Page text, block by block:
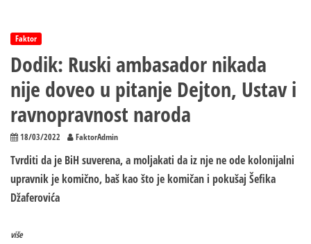
Faktor
Dodik: Ruski ambasador nikada
nije doveo u pitanje Dejton, Ustav i
ravnopravnost naroda
18/03/2022 FaktorAdmin
Tvrditi da je BiH suverena, a moljakati da iz nje ne ode kolonijalni
upravnik je komično, baš kao što je komičan i pokušaj Šefika
Džaferovića
više